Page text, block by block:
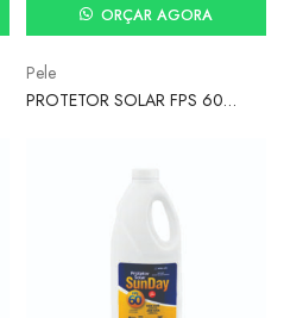
ORÇAR AGORA
Pele
PROTETOR SOLAR FPS 60